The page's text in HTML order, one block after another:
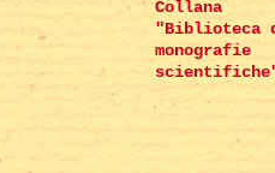
Collana
"Biblioteca
monografie